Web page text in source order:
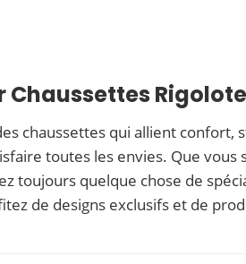
chaussettes qui allient
toutes les envies. Que vous
toujours quelque chose de
de designs exclusifs et de